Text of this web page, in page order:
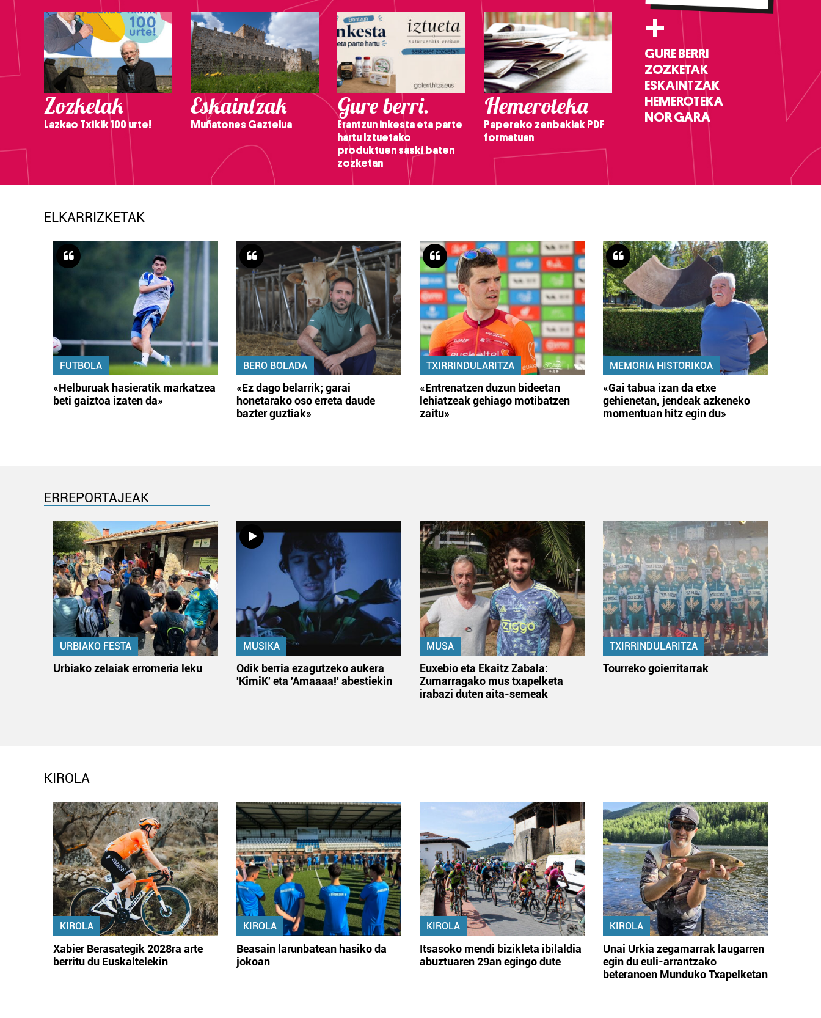
Zozketak
Lazkao Txikik 100 urte!
Eskaintzak
Muñatones Gaztelua
Gure berri.
Erantzun inkesta eta parte
hartu Iztuetako
produktuen saski baten
zozketan
Hemeroteka
Papereko zenbakiak PDF
formatuan
+
GURE BERRI
ZOZKETAK
ESKAINTZAK
HEMEROTEKA
NOR GARA
ELKARRIZKETAK
FUTBOLA
«Helburuak hasieratik markatzea
beti gaiztoa izaten da»
BERO BOLADA
«Ez dago belarrik; garai
honetarako oso erreta daude
bazter guztiak»
TXIRRINDULARITZA
«Entrenatzen duzun bideetan
lehiatzeak gehiago motibatzen
zaitu»
MEMORIA HISTORIKOA
«Gai tabua izan da etxe
gehienetan, jendeak azkeneko
momentuan hitz egin du»
ERREPORTAJEAK
URBIAKO FESTA
Urbiako zelaiak erromeria leku
MUSIKA
Odik berria ezagutzeko aukera
'KimiK' eta 'Amaaaa!' abestiekin
MUSA
Euxebio eta Ekaitz Zabala:
Zumarragako mus txapelketa
irabazi duten aita-semeak
TXIRRINDULARITZA
Tourreko goierritarrak
KIROLA
KIROLA
Xabier Berasategik 2028ra arte
berritu du Euskaltelekin
KIROLA
Beasain larunbatean hasiko da
jokoan
KIROLA
Itsasoko mendi bizikleta ibilaldia
abuztuaren 29an egingo dute
KIROLA
Unai Urkia zegamarrak laugarren
egin du euli-arrantzako
beteranoen Munduko Txapelketan